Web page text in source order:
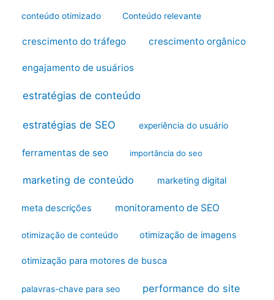
conteúdo otimizado Conteúdo relevante
crescimento do tráfego crescimento orgânico
engajamento de usuários
estratégias de conteúdo
estratégias de SEO experiência do usuário
ferramentas de seo importância do seo
marketing de conteúdo marketing digital
meta descrições monitoramento de SEO
otimização de conteúdo otimização de imagens
otimização para motores de busca
palavras-chave para seo performance do site